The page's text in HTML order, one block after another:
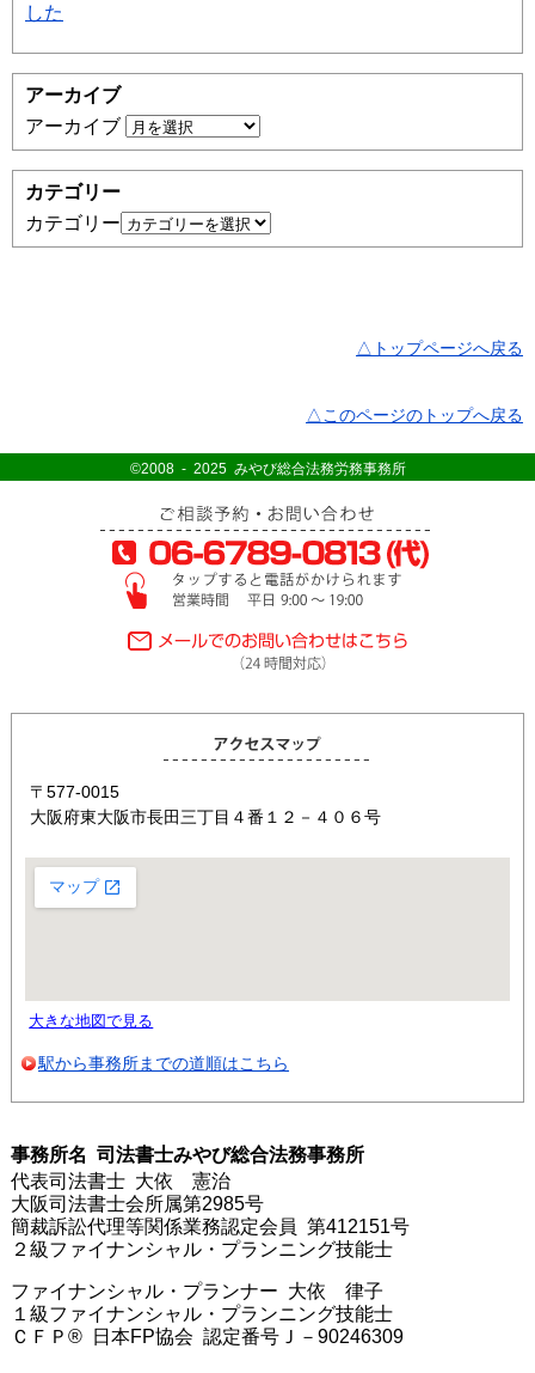
した
アーカイブ
アーカイブ
カテゴリー
カテゴリー
△トップページへ戻る
△このページのトップへ戻る
©2008 - 2025 みやび総合法務労務事務所
〒577-0015
大阪府東大阪市長田三丁目４番１２－４０６号
大きな地図で見る
駅から事務所までの道順はこちら
事務所名 司法書士みやび総合法務事務所
代表司法書士 大依 憲治
大阪司法書士会所属第2985号
簡裁訴訟代理等関係業務認定会員 第412151号
２級ファイナンシャル・プランニング技能士
ファイナンシャル・プランナー 大依 律子
１級ファイナンシャル・プランニング技能士
ＣＦＰ® 日本FP協会 認定番号Ｊ－90246309